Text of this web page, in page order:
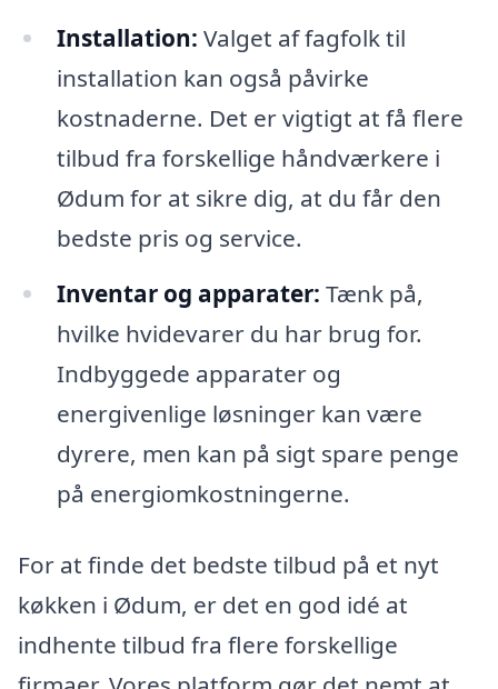
Installation: Valget af fagfolk til
installation kan også påvirke
kostnaderne. Det er vigtigt at få flere
tilbud fra forskellige håndværkere i
Ødum for at sikre dig, at du får den
bedste pris og service.
Inventar og apparater: Tænk på,
hvilke hvidevarer du har brug for.
Indbyggede apparater og
energivenlige løsninger kan være
dyrere, men kan på sigt spare penge
på energiomkostningerne.
For at finde det bedste tilbud på et nyt
køkken i Ødum, er det en god idé at
indhente tilbud fra flere forskellige